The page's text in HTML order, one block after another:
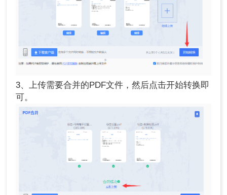
3、上传需要合并的PDF文件，然后点击开始转换即
可。